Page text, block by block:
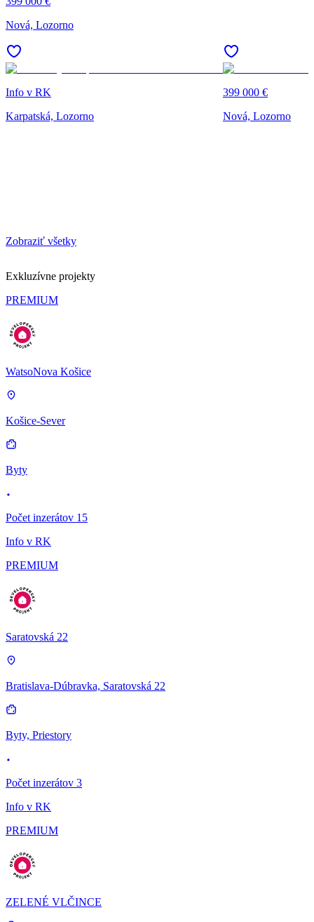
Nová, Lozorno
Info v RK
Karpatská, Lozorno
399 000 €
Nová, Lozorno
Zobraziť všetky
Exkluzívne projekty
PREMIUM
WatsoNova Košice
Košice-Sever
Byty
Počet inzerátov 15
Info v RK
PREMIUM
Saratovská 22
Bratislava-Dúbravka, Saratovská 22
Byty, Priestory
Počet inzerátov 3
Info v RK
PREMIUM
ZELENÉ VLČINCE